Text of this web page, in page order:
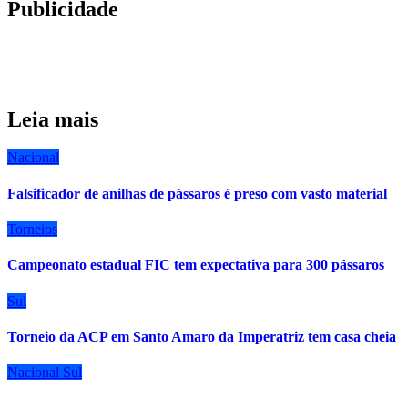
Publicidade
Leia mais
Nacional
Falsificador de anilhas de pássaros é preso com vasto material
Torneios
Campeonato estadual FIC tem expectativa para 300 pássaros
Sul
Torneio da ACP em Santo Amaro da Imperatriz tem casa cheia
Nacional Sul